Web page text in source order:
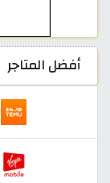
أفضل المتاجر